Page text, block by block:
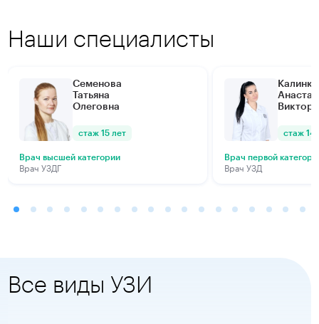
Наши специалисты
Семенова
Татьяна
Олеговна
стаж 15 лет
Врач высшей категории
Врач УЗДГ
стаж 14
Врач первой
Врач УЗД
Все виды УЗИ